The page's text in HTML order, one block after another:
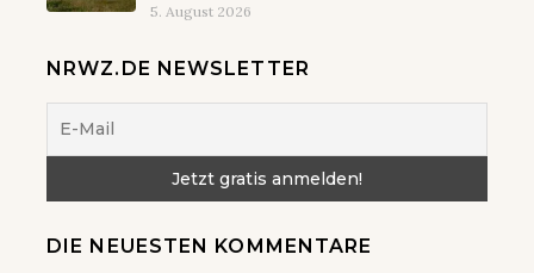
5. August 2026
NRWZ.DE NEWSLETTER
DIE NEUESTEN KOMMENTARE